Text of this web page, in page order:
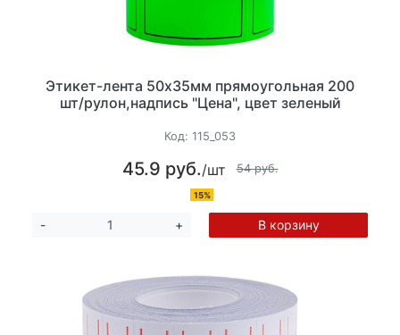
Этикет-лента 50х35мм прямоугольная 200
шт/рулон,надпись "Цена", цвет зеленый
Код: 115_053
45.9 руб./шт 54 руб.
15%
- + В корзину